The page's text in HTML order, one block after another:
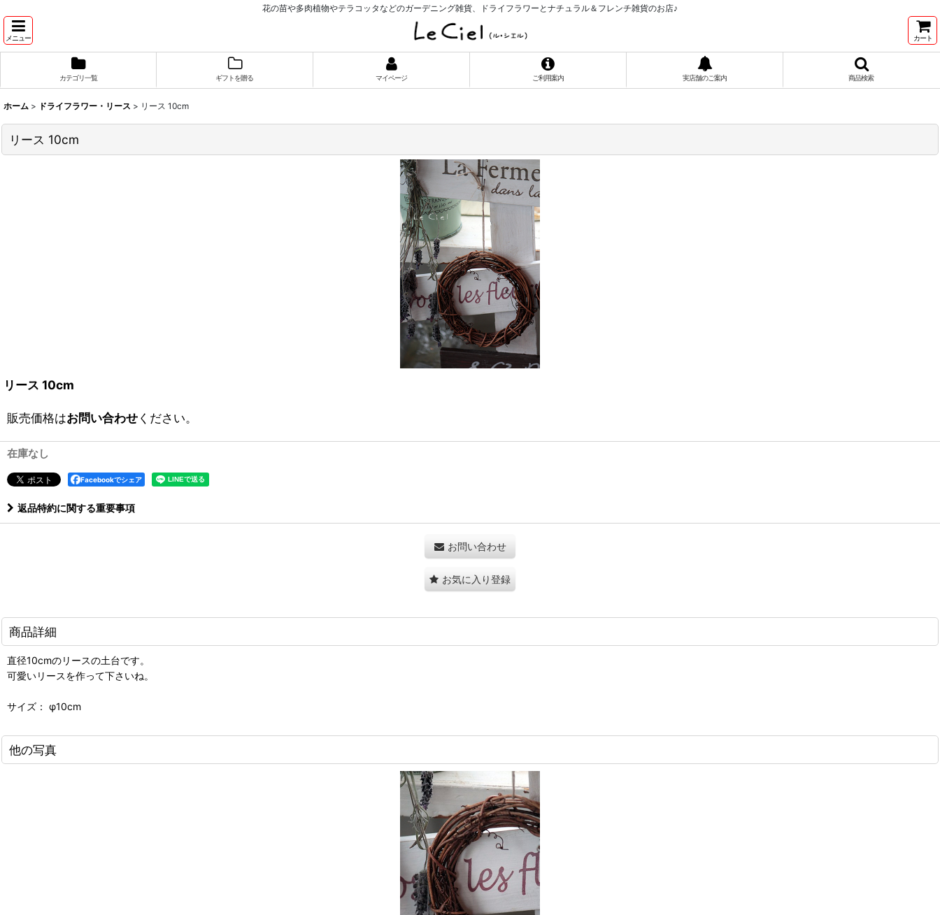
花の苗や多肉植物やテラコッタなどのガーデニング雑貨、ドライフラワーとナチュラル＆フレンチ雑貨のお店♪
メニュー カート
カテゴリ一覧 ギフトを贈る マイページ ご利用案内 実店舗のご案内 商品検索
ホーム > ドライフラワー・リース > リース 10cm
リース 10cm
リース 10cm
販売価格はお問い合わせください。
在庫なし
Facebookでシェア
返品特約に関する重要事項
お問い合わせ
お気に入り登録
商品詳細
直径10cmのリースの土台です。
可愛いリースを作って下さいね。
サイズ： φ10cm
他の写真